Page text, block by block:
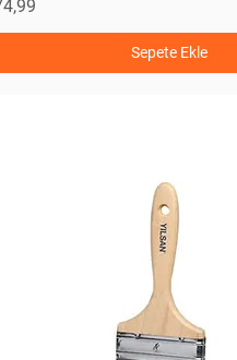
Sepete Ekle